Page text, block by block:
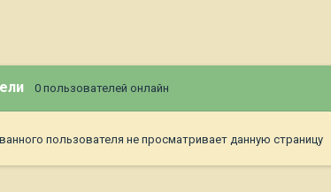
0 пользователей онлайн
пользователя не просматривает данную страницу